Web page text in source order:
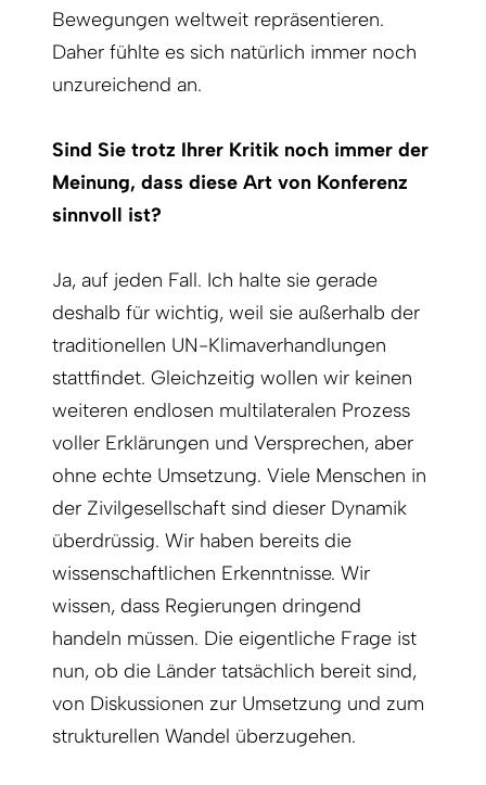
Bewegungen weltweit repräsentieren.
Daher fühlte es sich natürlich immer noch
unzureichend an.
Sind Sie trotz Ihrer Kritik noch immer der
Meinung, dass diese Art von Konferenz
sinnvoll ist?
Ja, auf jeden Fall. Ich halte sie gerade
deshalb für wichtig, weil sie außerhalb der
traditionellen UN-Klimaverhandlungen
stattfindet. Gleichzeitig wollen wir keinen
weiteren endlosen multilateralen Prozess
voller Erklärungen und Versprechen, aber
ohne echte Umsetzung. Viele Menschen in
der Zivilgesellschaft sind dieser Dynamik
überdrüssig. Wir haben bereits die
wissenschaftlichen Erkenntnisse. Wir
wissen, dass Regierungen dringend
handeln müssen. Die eigentliche Frage ist
nun, ob die Länder tatsächlich bereit sind,
von Diskussionen zur Umsetzung und zum
strukturellen Wandel überzugehen.